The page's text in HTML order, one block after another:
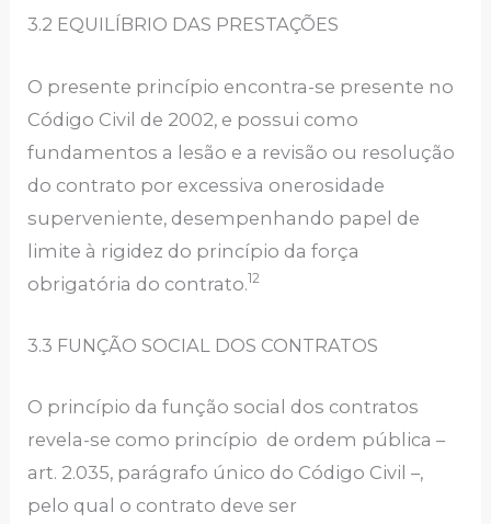
3.2 EQUILÍBRIO DAS PRESTAÇÕES
O presente princípio encontra-se presente no
Código Civil de 2002, e possui como
fundamentos a lesão e a revisão ou resolução
do contrato por excessiva onerosidade
superveniente, desempenhando papel de
limite à rigidez do princípio da força
obrigatória do contrato.12
3.3 FUNÇÃO SOCIAL DOS CONTRATOS
O princípio da função social dos contratos
revela-se como princípio de ordem pública –
art. 2.035, parágrafo único do Código Civil –,
pelo qual o contrato deve ser